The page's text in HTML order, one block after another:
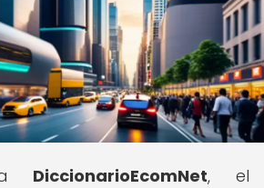
a DiccionarioEcomNet, el